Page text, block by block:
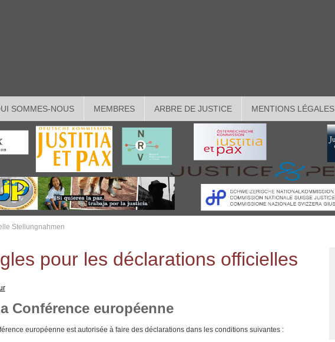
SOMMES-NOUS MEMBRES ARBRE DE JUSTICE MENTIONS LÉGALES
Stellungnahmen
pour les déclarations officielles
Conférence européenne
européenne est autorisée à faire des déclarations dans les conditions suivantes :